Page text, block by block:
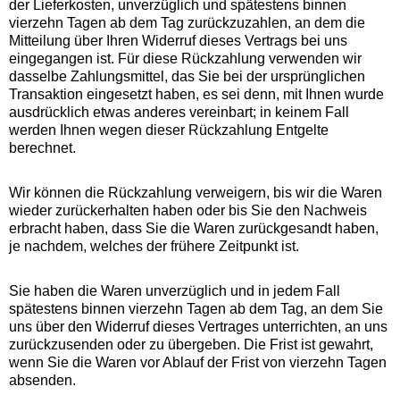
der Lieferkosten, unverzüglich und spätestens binnen
vierzehn Tagen ab dem Tag zurückzuzahlen, an dem die
Mitteilung über Ihren Widerruf dieses Vertrags bei uns
eingegangen ist. Für diese Rückzahlung verwenden wir
dasselbe Zahlungsmittel, das Sie bei der ursprünglichen
Transaktion eingesetzt haben, es sei denn, mit Ihnen wurde
ausdrücklich etwas anderes vereinbart; in keinem Fall
werden Ihnen wegen dieser Rückzahlung Entgelte
berechnet.
Wir können die Rückzahlung verweigern, bis wir die Waren
wieder zurückerhalten haben oder bis Sie den Nachweis
erbracht haben, dass Sie die Waren zurückgesandt haben,
je nachdem, welches der frühere Zeitpunkt ist.
Sie haben die Waren unverzüglich und in jedem Fall
spätestens binnen vierzehn Tagen ab dem Tag, an dem Sie
uns über den Widerruf dieses Vertrages unterrichten, an uns
zurückzusenden oder zu übergeben. Die Frist ist gewahrt,
wenn Sie die Waren vor Ablauf der Frist von vierzehn Tagen
absenden.